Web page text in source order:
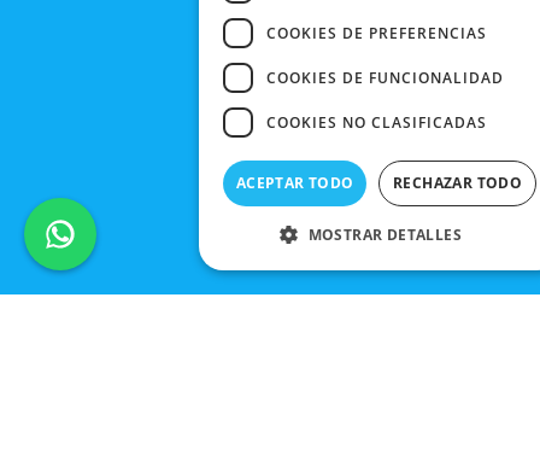
COOKIES DE PREFERENCIAS
COOKIES DE FUNCIONALIDAD
COOKIES NO CLASIFICADAS
ACEPTAR TODO RECHAZAR TODO
MOSTRAR DETALLES